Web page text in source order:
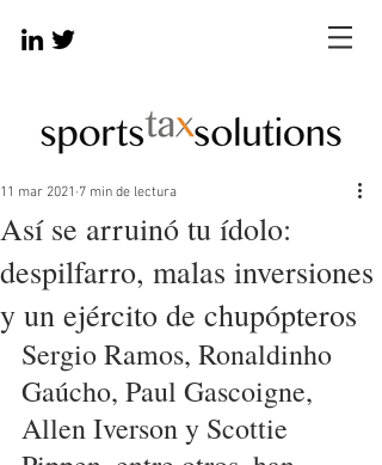
Así se arruinó tu ídolo:
despilfarro, malas inversiones
y un ejército de chupópteros
11 mar 2021 7 min de lectura
Sergio Ramos, Ronaldinho
Gaúcho, Paul Gascoigne,
Allen Iverson y Scottie